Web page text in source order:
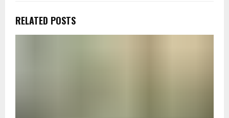
RELATED POSTS